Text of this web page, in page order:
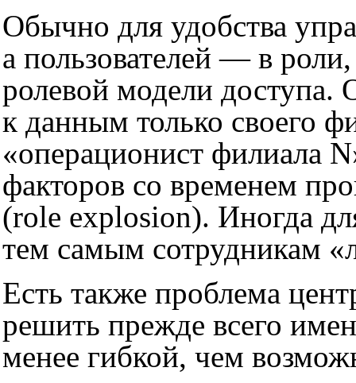
Обычно для удобства
а пользователей — в
ролевой модели доступа.
к данным только своего
«операционист филиала
факторов со временем
(role explosion). Иногда
тем самым сотрудникам
Есть также проблема
решить прежде всего
менее гибкой, чем